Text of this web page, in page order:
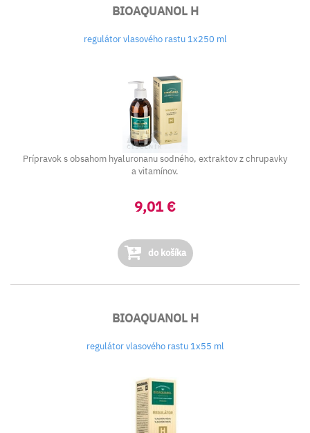
BIOAQUANOL H
regulátor vlasového rastu 1x250 ml
Prípravok s obsahom hyaluronanu sodného, extraktov z chrupavky
a vitamínov.
9,01 €
do košíka
BIOAQUANOL H
regulátor vlasového rastu 1x55 ml